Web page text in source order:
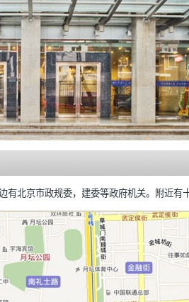
北京市政规委，建委等政府机关。附近有